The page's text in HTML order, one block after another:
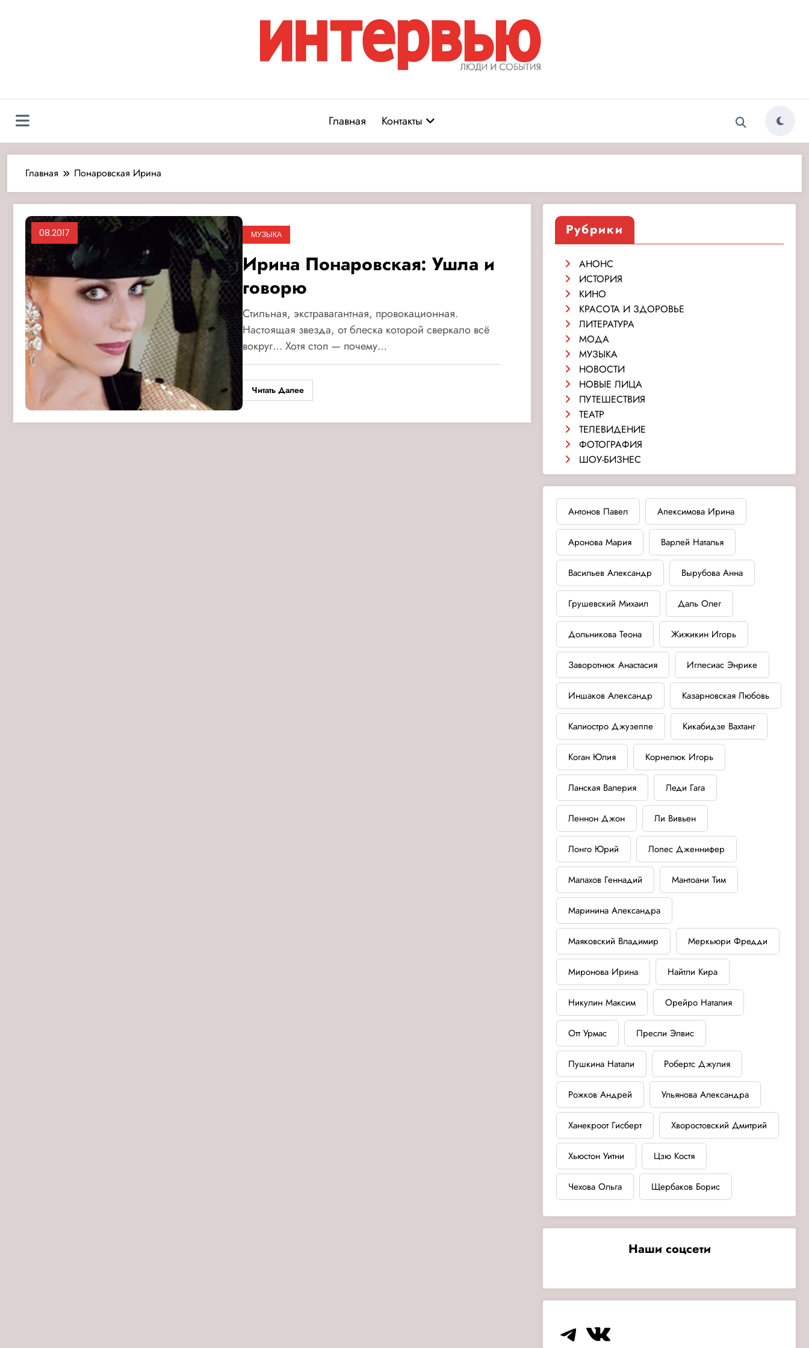
Журнал «Интервью: Люди и события»
Главная
Контакты
Главная Понаровская Ирина
08.2017 МУЗЫКА
Ирина Понаровская: Ушла и
говорю
Стильная, экстравагантная, провокационная.
Настоящая звезда, от блеска которой сверкало всё
вокруг… Хотя стоп — почему…
Читать Далее
Рубрики
АНОНС
ИСТОРИЯ
КИНО
КРАСОТА И ЗДОРОВЬЕ
ЛИТЕРАТУРА
МОДА
МУЗЫКА
НОВОСТИ
НОВЫЕ ЛИЦА
ПУТЕШЕСТВИЯ
ТЕАТР
ТЕЛЕВИДЕНИЕ
ФОТОГРАФИЯ
ШОУ-БИЗНЕС
Антонов Павел Апексимова Ирина
Аронова Мария Варлей Наталья
Васильев Александр Вырубова Анна
Грушевский Михаил Даль Олег
Дольникова Теона Жижикин Игорь
Заворотнюк Анастасия Иглесиас Энрике
Иншаков Александр Казарновская Любовь
Калиостро Джузеппе Кикабидзе Вахтанг
Коган Юлия Корнелюк Игорь
Ланская Валерия Леди Гага
Леннон Джон Ли Вивьен
Лонго Юрий Лопес Дженнифер
Малахов Геннадий Мантоани Тим
Маринина Александра
Маяковский Владимир Меркьюри Фредди
Миронова Ирина Найтли Кира
Никулин Максим Орейро Наталия
Отт Урмас Пресли Элвис
Пушкина Натали Робертс Джулия
Рожков Андрей Ульянова Александра
Ханекроот Гисберт Хворостовский Дмитрий
Хьюстон Уитни Цзю Костя
Чехова Ольга Щербаков Борис
Наши соцсети
Telegram
VK